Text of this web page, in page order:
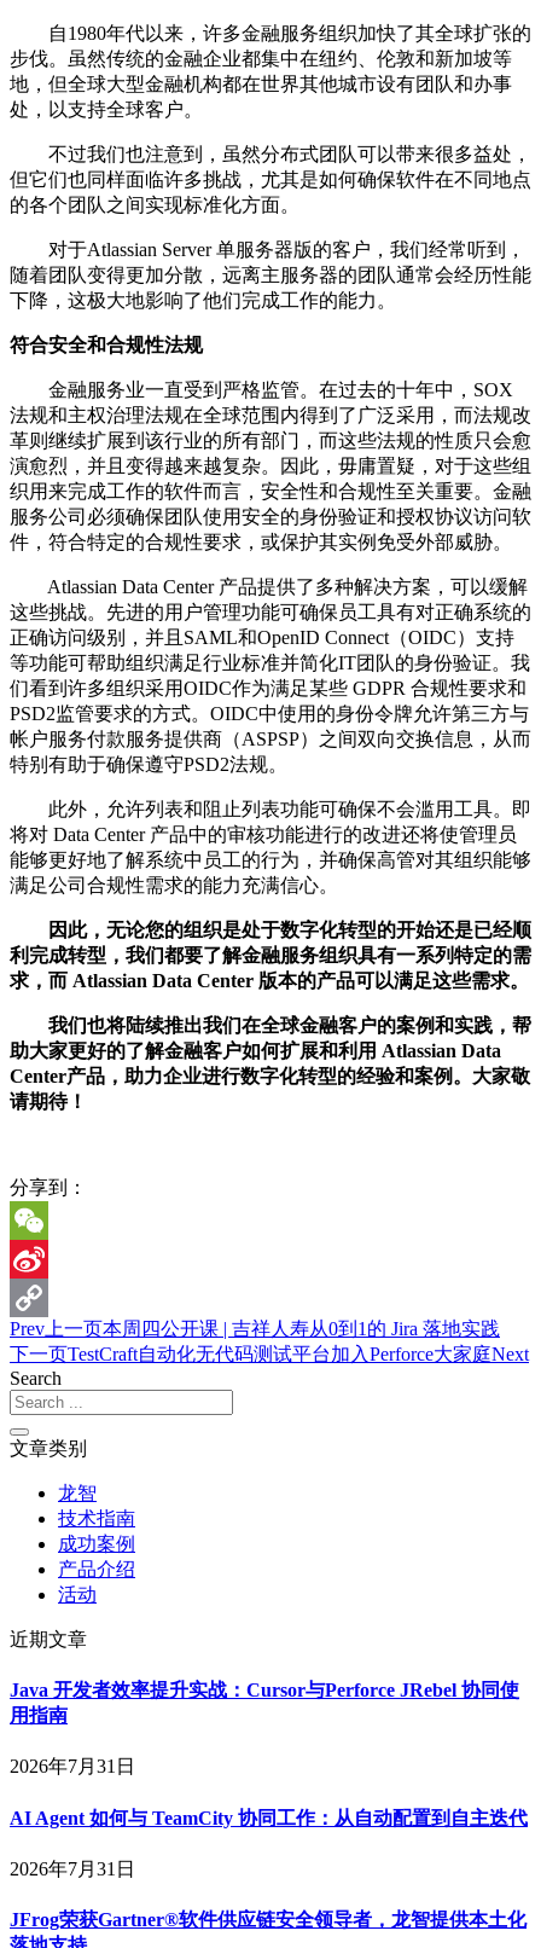
自1980年代以来，许多金融服务组织加快了其全球扩张的
步伐。虽然传统的金融企业都集中在纽约、伦敦和新加坡等
地，但全球大型金融机构都在世界其他城市设有团队和办事
处，以支持全球客户。
不过我们也注意到，虽然分布式团队可以带来很多益处，
但它们也同样面临许多挑战，尤其是如何确保软件在不同地点
的各个团队之间实现标准化方面。
对于Atlassian Server 单服务器版的客户，我们经常听到，
随着团队变得更加分散，远离主服务器的团队通常会经历性能
下降，这极大地影响了他们完成工作的能力。
符合安全和合规性法规
金融服务业一直受到严格监管。在过去的十年中，SOX
法规和主权治理法规在全球范围内得到了广泛采用，而法规改
革则继续扩展到该行业的所有部门，而这些法规的性质只会愈
演愈烈，并且变得越来越复杂。因此，毋庸置疑，对于这些组
织用来完成工作的软件而言，安全性和合规性至关重要。金融
服务公司必须确保团队使用安全的身份验证和授权协议访问软
件，符合特定的合规性要求，或保护其实例免受外部威胁。
Atlassian Data Center 产品提供了多种解决方案，可以缓解
这些挑战。先进的用户管理功能可确保员工具有对正确系统的
正确访问级别，并且SAML和OpenID Connect（OIDC）支持
等功能可帮助组织满足行业标准并简化IT团队的身份验证。我
们看到许多组织采用OIDC作为满足某些 GDPR 合规性要求和
PSD2监管要求的方式。OIDC中使用的身份令牌允许第三方与
帐户服务付款服务提供商（ASPSP）之间双向交换信息，从而
特别有助于确保遵守PSD2法规。
此外，允许列表和阻止列表功能可确保不会滥用工具。即
将对 Data Center 产品中的审核功能进行的改进还将使管理员
能够更好地了解系统中员工的行为，并确保高管对其组织能够
满足公司合规性需求的能力充满信心。
因此，无论您的组织是处于数字化转型的开始还是已经顺
利完成转型，我们都要了解金融服务组织具有一系列特定的需
求，而 Atlassian Data Center 版本的产品可以满足这些需求。
我们也将陆续推出我们在全球金融客户的案例和实践，帮
助大家更好的了解金融客户如何扩展和利用 Atlassian Data
Center产品，助力企业进行数字化转型的经验和案例。大家敬
请期待！
分享到：
WeChat
Sina
Weibo
Copy
Link
Prev 上一页本周四公开课 | 吉祥人寿从0到1的 Jira 落地实践
下一页TestCraft自动化无代码测试平台加入Perforce大家庭Next
Search
文章类别
龙智
技术指南
成功案例
产品介绍
活动
近期文章
Java 开发者效率提升实战：Cursor与Perforce JRebel 协同使
用指南
2026年7月31日
AI Agent 如何与 TeamCity 协同工作：从自动配置到自主迭代
2026年7月31日
JFrog荣获Gartner®软件供应链安全领导者，龙智提供本土化